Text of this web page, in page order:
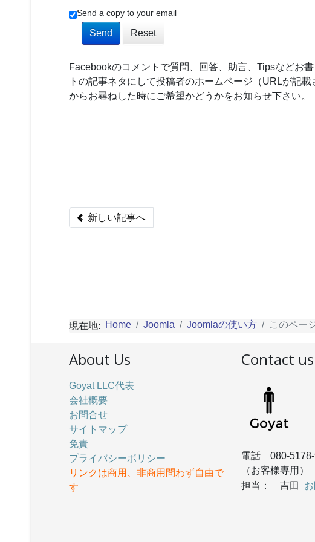
Send a copy to your email
Send Reset
Facebookのコメントで質問、回答、助言、Tipsなどお
トの記事ネタにして投稿者のホームページ（URLが記
からお尋ねした時にご希望かどうかをお知らせ下さい。
Previous article: CMSではメニューの移動が簡単に出来
新しい記事へ
現在地: Home Joomla Joomlaの使い方 このペー
About Us
Goyat LLC代表
会社概要
お問合せ
サイトマップ
免責
プライバシーポリシー
リンクは商用、非商用問わず自由で
す
Contact us
電話 080-
（お客様専用）
担当： 吉田